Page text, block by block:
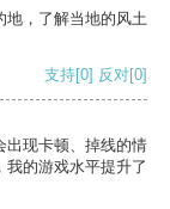
地，了解当地的风土
支持[0] 反对[0]
出现卡顿、掉线的情
的游戏水平提升了